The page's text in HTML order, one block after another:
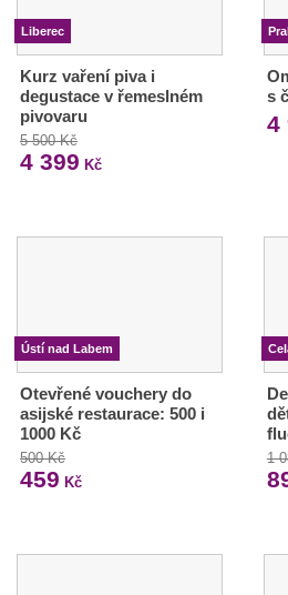
Liberec
Kurz vaření piva i
degustace v řemeslném
pivovaru
5 500 Kč
4 399 Kč
s
4
Ústí nad Labem
Otevřené vouchery do
asijské restaurace: 500 i
1000 Kč
500 Kč
459 Kč
1